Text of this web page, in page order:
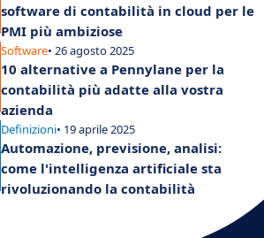
software di contabilità in cloud per le
PMI più ambiziose
Software• 26 agosto 2025
10 alternative a Pennylane per la
contabilità più adatte alla vostra
azienda
Definizioni• 19 aprile 2025
Automazione, previsione, analisi:
come l'intelligenza artificiale sta
rivoluzionando la contabilità